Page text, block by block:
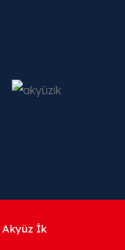
Akyüz İk